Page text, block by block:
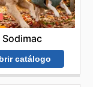
Sodimac
catálogo